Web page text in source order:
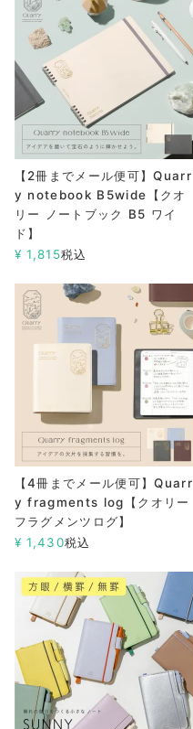
【2冊までメール便可】Quarr
y notebook B5wide【クオ
リー ノートブック B5 ワイ
ド】
¥ 1,815税込
【4冊までメール便可】Quarr
y fragments log【クオリー
フラグメンツログ】
¥ 1,430税込